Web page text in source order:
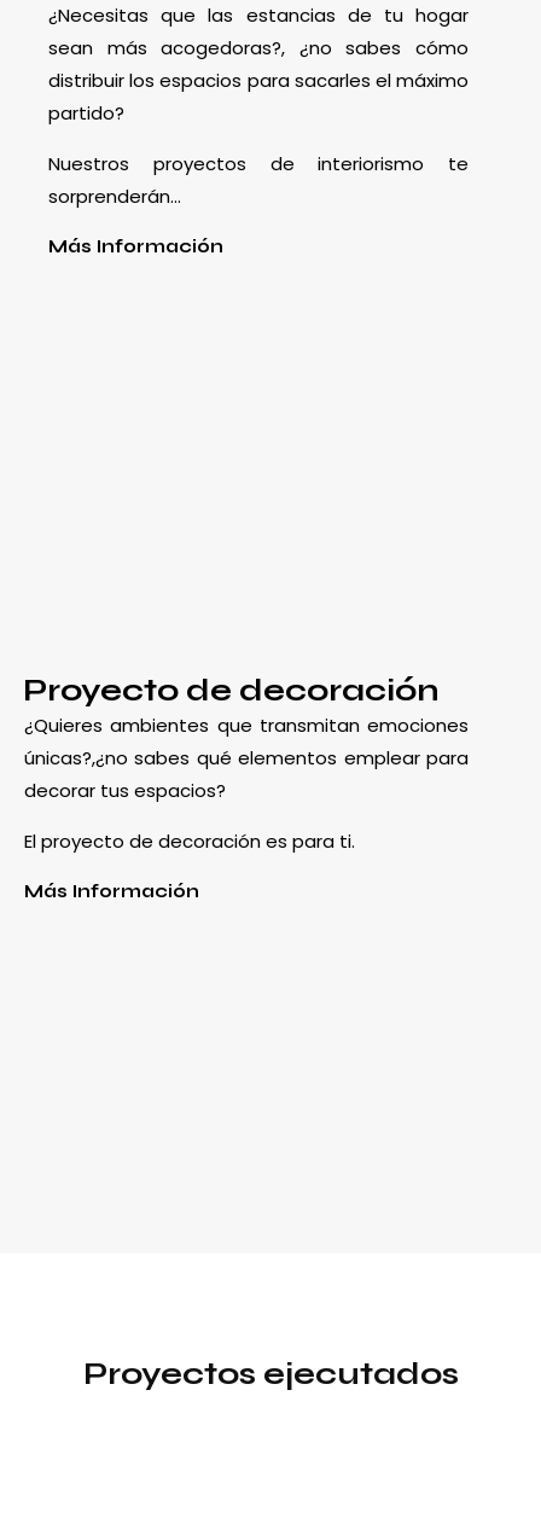
¿Necesitas que las estancias de tu hogar
sean más acogedoras?, ¿no sabes cómo
distribuir los espacios para sacarles el máximo
partido?
Nuestros proyectos de interiorismo te
sorprenderán…
Más Información
Proyecto de decoración
¿Quieres ambientes que transmitan emociones
únicas?,¿no sabes qué elementos emplear para
decorar tus espacios?
El proyecto de decoración es para ti.
Más Información
Proyectos ejecutados